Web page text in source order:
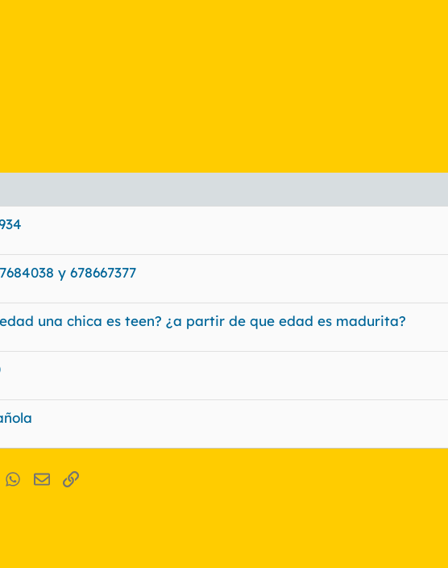
y 678667377
una chica es teen? ¿a partir de que edad es madurita?
Tumblr WhatsApp
EmailEnlace